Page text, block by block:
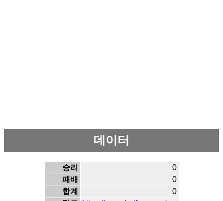
데이터
승리
0
패배
0
합계
0